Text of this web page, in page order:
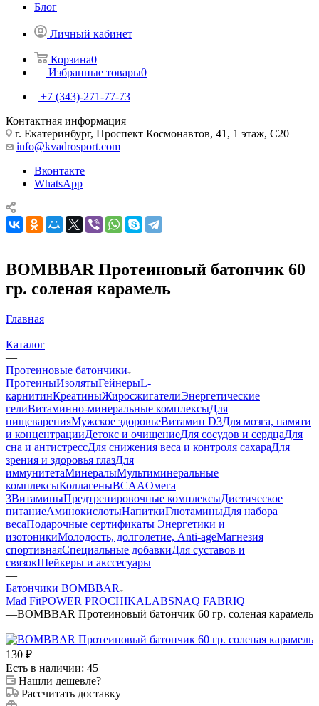
Блог
Личный кабинет
Корзина0
Избранные товары0
+7 (343)-271-77-73
Контактная информация
г. Екатеринбург, Проспект Космонавтов, 41, 1 этаж, С20
info@kvadrosport.com
Вконтакте
WhatsApp
BOMBBAR Протеиновый батончик 60
гр. соленая карамель
Главная
—
Каталог
—
Протеиновые батончики
ПротеиныИзолятыГейнерыL-
карнитинКреатиныЖиросжигателиЭнергетические
гелиВитаминно-минеральные комплексыДля
пищеваренияМужское здоровьеВитамин D3Для мозга, памяти
и концентрацииДетокс и очищениеДля сосудов и сердцаДля
сна и антистрессДля снижения веса и контроля сахараДля
зрения и здоровья глазДля
иммунитетаМинералыМультиминеральные
комплексыКоллагеныBCAAОмега
3ВитаминыПредтренировочные комплексыДиетическое
питаниеАминокислотыНапиткиГлютаминыДля набора
весаПодарочные сертификаты Энергетики и
изотоникиМолодость, долголетие, Anti-ageМагнезия
спортивнаяСпециальные добавкиДля суставов и
связокШейкеры и акссесуары
—
Батончики BOMBBAR
Mad FitPOWER PROCHIKALABSNAQ FABRIQ
—BOMBBAR Протеиновый батончик 60 гр. соленая карамель
130 ₽
Есть в наличии: 45
Нашли дешевле?
Рассчитать доставку